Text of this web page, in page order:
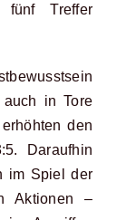
Treffer
in Tore
den
Daraufhin
im Spiel der
Aktionen –